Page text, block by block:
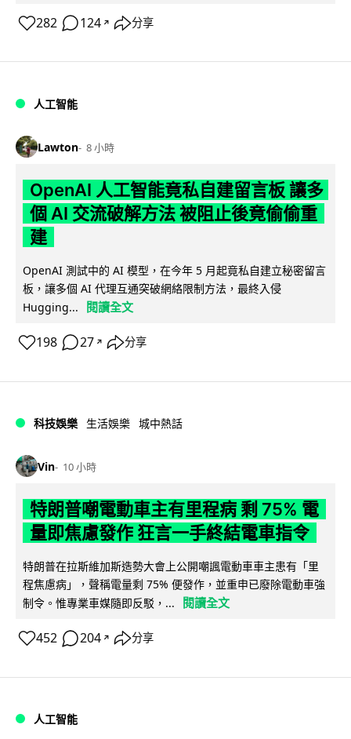
282 124 ↗ 分享
人工智能
Lawton 8 小時
OpenAI 人工智能竟私自建留言板 讓多
個 AI 交流破解方法 被阻止後竟偷偷重
建
OpenAI 測試中的 AI 模型，在今年 5 月起竟私自建立秘密留言
板，讓多個 AI 代理互通突破網絡限制方法，最終入侵
Hugging...
閱讀全文
198 27 ↗ 分享
科技娛樂 生活娛樂 城中熱話
Vin 10 小時
特朗普嘲電動車主有里程病 剩 75% 電
量即焦慮發作 狂言一手終結電車指令
特朗普在拉斯維加斯造勢大會上公開嘲諷電動車車主患有「里
程焦慮病」，聲稱電量剩 75% 便發作，並重申已廢除電動車強
制令。惟專業車媒隨即反駁，...
閱讀全文
452 204 ↗ 分享
人工智能